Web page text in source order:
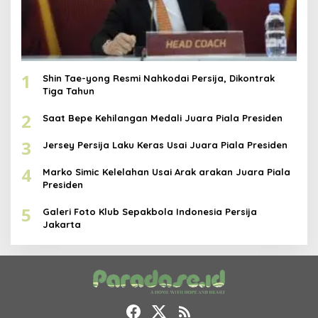
1
Shin Tae-yong Resmi Nahkodai Persija, Dikontrak
Tiga Tahun
2 Saat Bepe Kehilangan Medali Juara Piala Presiden
3 Jersey Persija Laku Keras Usai Juara Piala Presiden
4
Marko Simic Kelelahan Usai Arak arakan Juara Piala
Presiden
5
Galeri Foto Klub Sepakbola Indonesia Persija
Jakarta